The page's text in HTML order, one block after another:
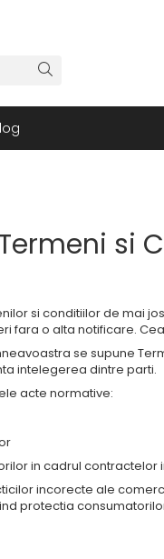
si
si conditiilor de mai
fara o alta notificare.
se supune
intelegerea dintre parti.
acte normative:
in cadrul
incorecte ale
protectia